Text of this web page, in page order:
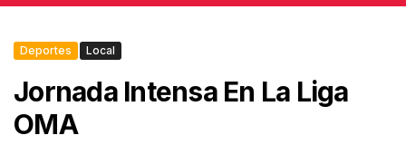
Deportes Local
Jornada Intensa En La Liga
OMA